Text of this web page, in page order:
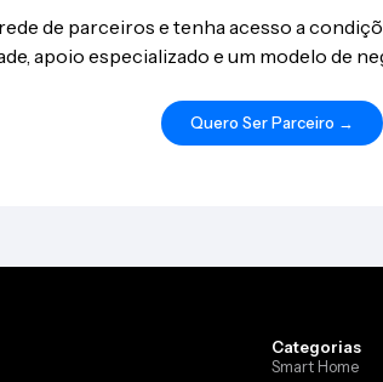
de parceiros e tenha acesso a
apoio especializado e um modelo de
Quero Ser Parceiro →
Categorias
Smart Home